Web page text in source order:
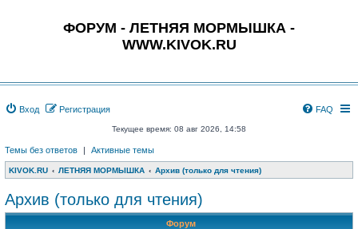
ФОРУМ - ЛЕТНЯЯ МОРМЫШКА -
WWW.KIVOK.RU
Вход Регистрация FAQ
Текущее время: 08 авг 2026, 14:58
Темы без ответов | Активные темы
KIVOK.RU ЛЕТНЯЯ МОРМЫШКА Архив (только для чтения)
Архив (только для чтения)
Форум